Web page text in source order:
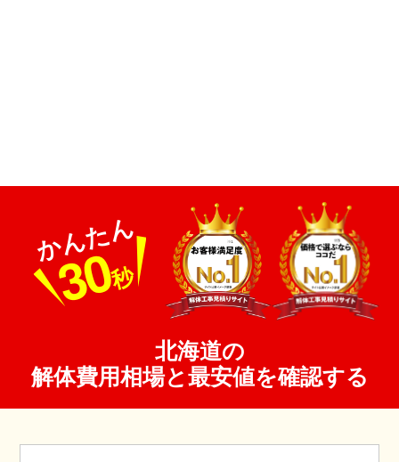
かんたん
30秒
北海道の
解体費用相場と最安値を確認する